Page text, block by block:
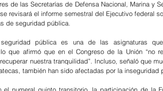
de las Secretarías de Defensa Nacional, Marina y
revisará el informe semestral del Ejecutivo federal
de seguridad pública.
pública es una de las asignaturas
que afirmó que en el Congreso de la Unión “no
nuestra tranquilidad”. Incluso, señaló que
también han sido afectadas por la inseguridad